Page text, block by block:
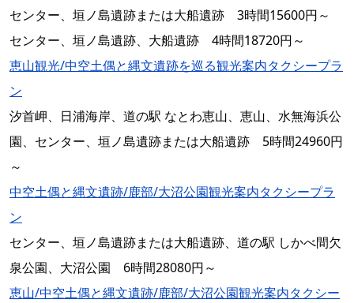
センター、垣ノ島遺跡または大船遺跡 3時間15600円～
センター、垣ノ島遺跡、大船遺跡 4時間18720円～
恵山観光/中空土偶と縄文遺跡を巡る観光案内タクシープラ
ン
汐首岬、日浦海岸、道の駅 なとわ恵山、恵山、水無海浜公
園、センター、垣ノ島遺跡または大船遺跡 5時間24960円
～
中空土偶と縄文遺跡/鹿部/大沼公園観光案内タクシープラ
ン
センター、垣ノ島遺跡または大船遺跡、道の駅 しかべ間欠
泉公園、大沼公園 6時間28080円～
恵山/中空土偶と縄文遺跡/鹿部/大沼公園観光案内タクシー